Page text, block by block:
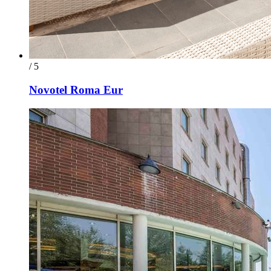
/ 5
Novotel Roma Eur